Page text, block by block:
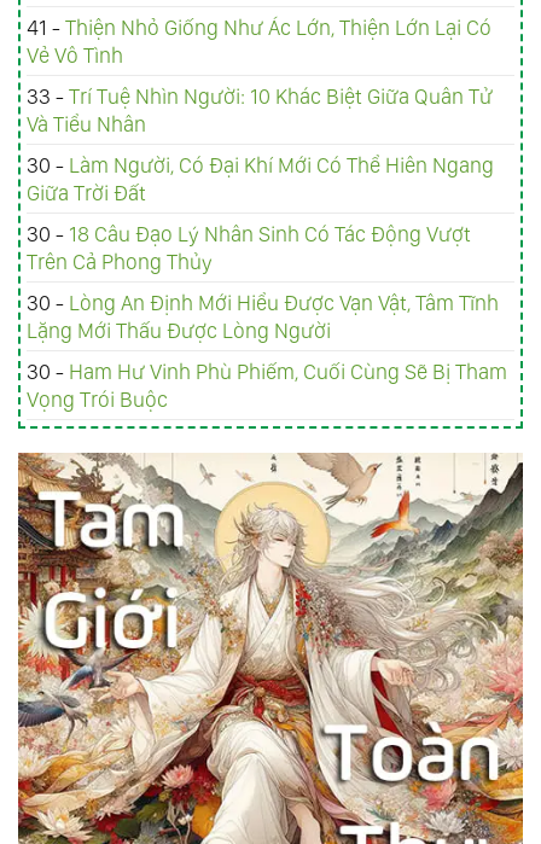
41 -Thiện Nhỏ Giống Như Ác Lớn, Thiện Lớn Lại Có
Vẻ Vô Tình
33 -Trí Tuệ Nhìn Người: 10 Khác Biệt Giữa Quân Tử
Và Tiểu Nhân
30 - Làm Người, Có Đại Khí Mới Có Thể Hiên Ngang
Giữa Trời Đất
30 - 18 Câu Đạo Lý Nhân Sinh Có Tác Động Vượt
Trên Cả Phong Thủy
30 - Lòng An Định Mới Hiểu Được Vạn Vật, Tâm Tĩnh
Lặng Mới Thấu Được Lòng Người
30 - Ham Hư Vinh Phù Phiếm, Cuối Cùng Sẽ Bị Tham
Vọng Trói Buộc